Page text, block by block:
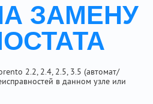
ЗАМЕНУ
2.2, 2.4, 2.5, 3.5 (автомат/
в данном узле или